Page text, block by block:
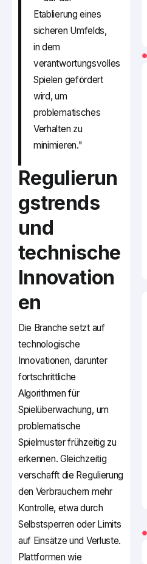
Etablierung eines
sicheren Umfelds,
in dem
verantwortungsvolles
Spielen gefördert
wird, um
problematisches
Verhalten zu
minimieren."
Regulierun
gstrends
und
technische
Innovation
en
Die Branche setzt auf
technologische
Innovationen, darunter
fortschrittliche
Algorithmen für
Spielüberwachung, um
problematische
Spielmuster frühzeitig zu
erkennen. Gleichzeitig
verschafft die Regulierung
den Verbrauchern mehr
Kontrolle, etwa durch
Selbstsperren oder Limits
auf Einsätze und Verluste.
Plattformen wie